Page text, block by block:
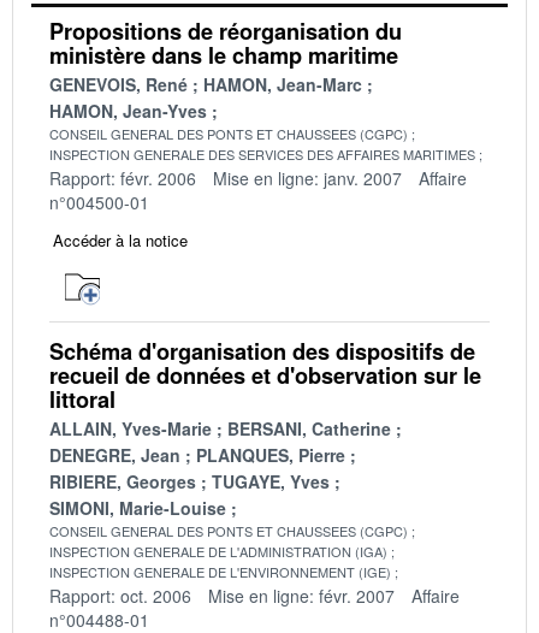
Propositions de réorganisation du
ministère dans le champ maritime
GENEVOIS, René
HAMON, Jean-Marc
HAMON, Jean-Yves
CONSEIL GENERAL DES PONTS ET CHAUSSEES (CGPC)
INSPECTION GENERALE DES SERVICES DES AFFAIRES MARITIMES
Rapport: févr. 2006 Mise en ligne: janv. 2007
Affaire
n°004500-01
Accéder à la notice
Schéma d'organisation des dispositifs de
recueil de données et d'observation sur le
littoral
ALLAIN, Yves-Marie
BERSANI, Catherine
DENEGRE, Jean
PLANQUES, Pierre
RIBIERE, Georges
TUGAYE, Yves
SIMONI, Marie-Louise
CONSEIL GENERAL DES PONTS ET CHAUSSEES (CGPC)
INSPECTION GENERALE DE L'ADMINISTRATION (IGA)
INSPECTION GENERALE DE L'ENVIRONNEMENT (IGE)
Rapport: oct. 2006 Mise en ligne: févr. 2007
Affaire
n°004488-01